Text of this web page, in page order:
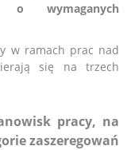
o wymaganych
w ramach prac nad
się na trzech
pracy, na
zaszeregowań